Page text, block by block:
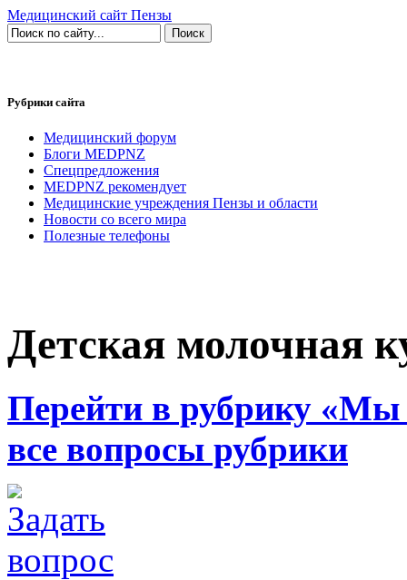
Медицинский сайт Пензы
Рубрики сайта
Медицинский форум
Блоги MEDPNZ
Спецпредложения
MEDPNZ рекомендует
Медицинские учреждения Пензы и области
Новости со всего мира
Полезные телефоны
Детская молочная
Перейти в рубрику
все вопросы рубрики